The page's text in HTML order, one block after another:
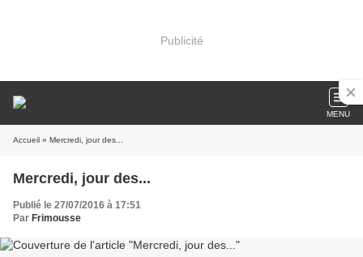
Publicité
MENU
Accueil » Mercredi, jour des...
Mercredi, jour des...
Publié le 27/07/2016 à 17:51
Par Frimousse